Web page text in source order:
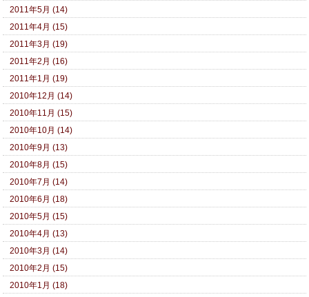
2011年5月 (14)
2011年4月 (15)
2011年3月 (19)
2011年2月 (16)
2011年1月 (19)
2010年12月 (14)
2010年11月 (15)
2010年10月 (14)
2010年9月 (13)
2010年8月 (15)
2010年7月 (14)
2010年6月 (18)
2010年5月 (15)
2010年4月 (13)
2010年3月 (14)
2010年2月 (15)
2010年1月 (18)